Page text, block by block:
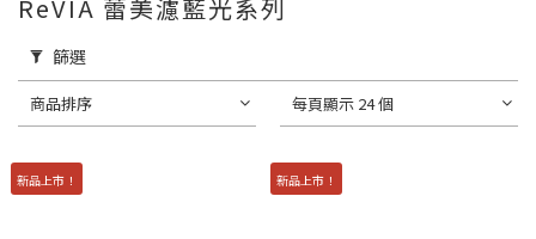
ReVIA 蕾美濾藍光系列
篩選
商品排序 每頁顯示 24 個
新品上市！ 新品上市！